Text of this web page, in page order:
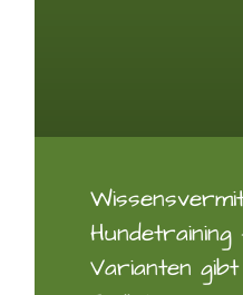
Hundetraining
Varianten